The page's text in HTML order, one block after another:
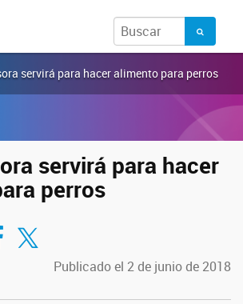
servirá para hacer alimento para perros
servirá para hacer
perros
en Facebook
Compartir en Twitter
Publicado el 2 de junio de 2018